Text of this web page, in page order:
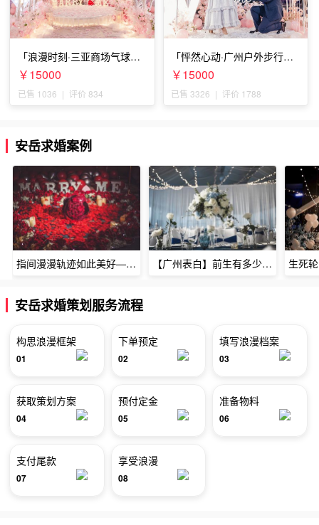
「浪漫时刻·三亚商场气球雨
惊喜求婚」
￥15000
已售 1036 | 评价 834
「怦然心动·广州户外步行街
求婚」
￥15000
已售 3326 | 评价 1788
安岳求婚案例
指间漫漫轨迹如此美好——深圳烈焰玫瑰生日惊喜 【广州表白】前生有多少未尽的缘7张
安岳求婚策划服务流程
构思浪漫框架
01
下单预定
02
填写浪漫档案
03
获取策划方案
04
预付定金
05
准备物料
06
支付尾款
07
享受浪漫
08